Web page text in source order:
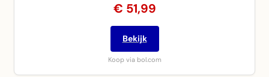
€ 51,99
Bekijk
Koop via bol.com